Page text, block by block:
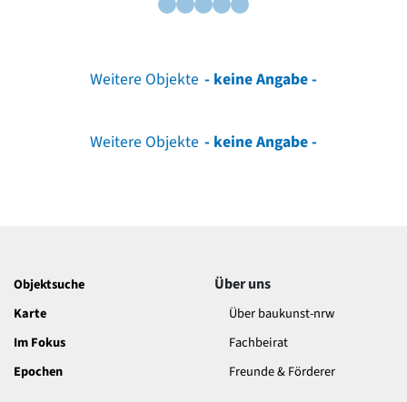
Weitere Objekte - keine Angabe -
Weitere Objekte - keine Angabe -
Objektsuche
Karte
Im Fokus
Epochen
Über uns
Über baukunst-nrw
Fachbeirat
Freunde & Förderer